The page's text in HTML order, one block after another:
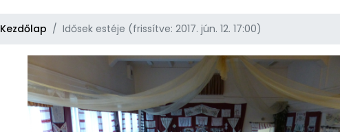
Kezdőlap Idősek estéje (frissítve: 2017. jún. 12. 17:00)